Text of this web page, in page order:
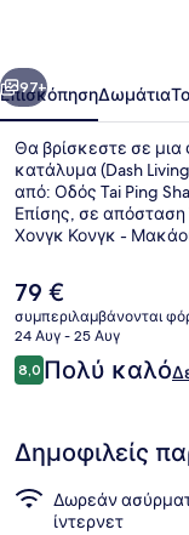
Επόμενο
97+
ΕπισκόπησηΔωμάτια
Θα βρίσκεστε σε μια
κατάλυμα (Dash
από: Οδός Tai Ping
Επίσης, σε απόσταση
Χονγκ Κονγκ -
απόσταση με τα
στην Οδό Queen
σημείο επιβίβασης
απόσταση 5 λεπτών.
Η
τρέχουσα
τιμή
είναι
79 €
79 €
συμπεριλαμβάνονται
24 Αυγ - 25 Αυγ
Σχόλια
8,08,0 στα 10
Πολύ καλό
Δημοφιλείς
Δωρεάν
ίντερνετ